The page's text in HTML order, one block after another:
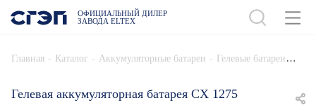
ОФИЦИАЛЬНЫЙ ДИЛЕР
ЗАВОДА ELTEX
Главная - Каталог - Аккумуляторные батареи - Гелевые батареи
Гелевая аккумуляторная батарея СХ 1275